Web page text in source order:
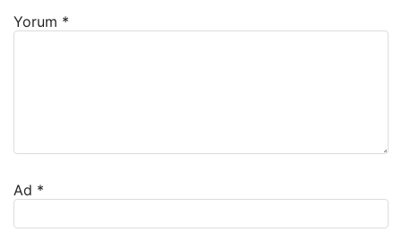
Yorum *
Ad *